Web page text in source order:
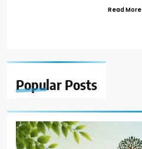
Popular Posts
Read More